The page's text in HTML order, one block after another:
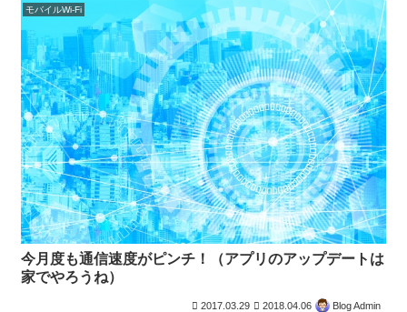
モバイルWi-Fi
今月度も通信速度がピンチ！（アプリのアップデートは
家でやろうね）
2017.03.29 2018.04.06 Blog Admin